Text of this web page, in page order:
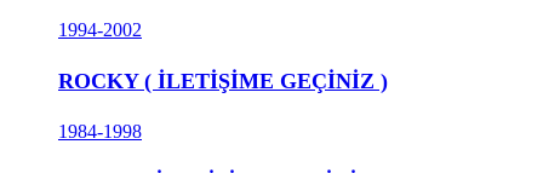
1994-2002
ROCKY ( İLETİŞİME GEÇİNİZ )
1984-1998